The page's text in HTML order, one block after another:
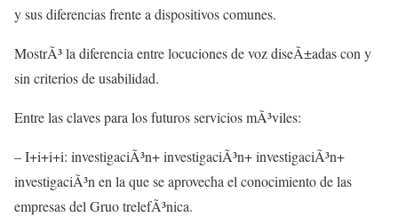
y sus diferencias frente a dispositivos comunes.
MostrÃ³ la diferencia entre locuciones de voz diseÃ±adas con y
sin criterios de usabilidad.
Entre las claves para los futuros servicios mÃ³viles:
– I+i+i+i: investigaciÃ³n+ investigaciÃ³n+ investigaciÃ³n+
investigaciÃ³n en la que se aprovecha el conocimiento de las
empresas del Gruo trelefÃ³nica.